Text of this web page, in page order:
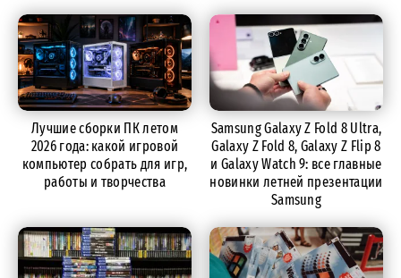
Лучшие сборки ПК летом
2026 года: какой игровой
компьютер собрать для игр,
работы и творчества
Samsung Galaxy Z Fold 8 Ultra,
Galaxy Z Fold 8, Galaxy Z Flip 8
и Galaxy Watch 9: все главные
новинки летней презентации
Samsung